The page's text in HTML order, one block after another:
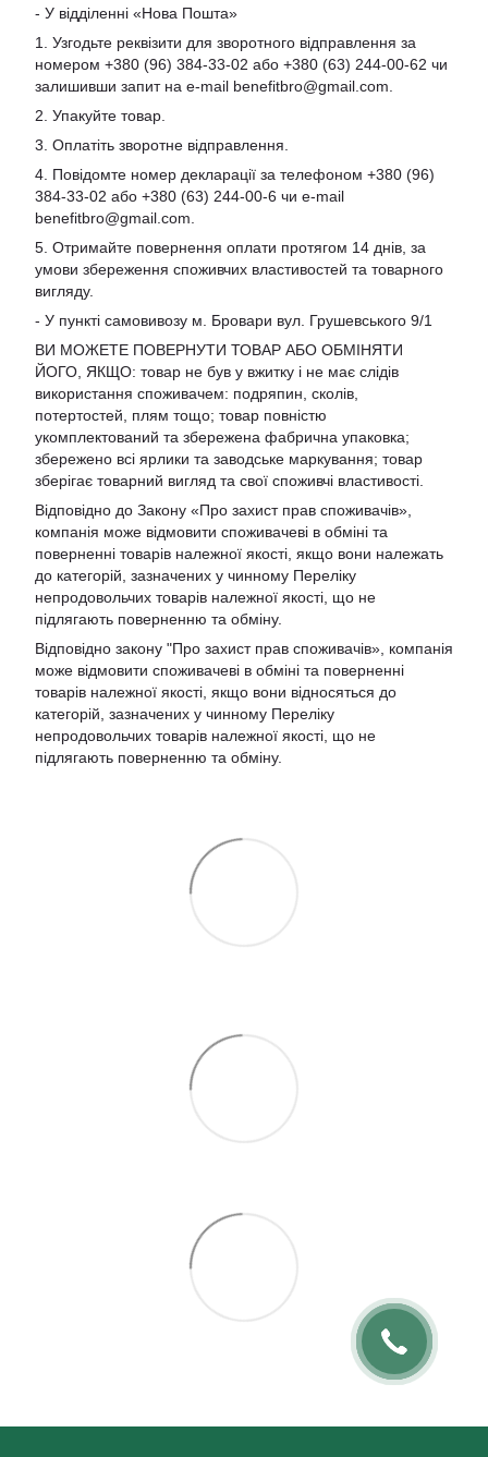
- У відділенні «Нова Пошта»
1. Узгодьте реквізити для зворотного відправлення за
номером +380 (96) 384-33-02 або +380 (63) 244-00-62 чи
залишивши запит на e-mail benefitbro@gmail.com
2. Упакуйте товар.
3. Оплатіть зворотне відправлення.
4. Повідомте номер декларації за телефоном +380 (96)
384-33-02 або +380 (63) 244-00-6 чи e-mail
benefitbro@gmail.com
5. Отримайте повернення оплати протягом 14 днів, за
умови збереження споживчих властивостей та товарного
вигляду.
- У пункті самовивозу м. Бровари вул. Грушевського 9/1
ВИ МОЖЕТЕ ПОВЕРНУТИ ТОВАР АБО ОБМІНЯТИ
ЙОГО, ЯКЩО: товар не був у вжитку і не має слідів
використання споживачем: подряпин, сколів,
потертостей, плям тощо; товар повністю
укомплектований та збережена фабрична упаковка;
збережено всі ярлики та заводське маркування; товар
зберігає товарний вигляд та свої споживчі властивості.
Відповідно до Закону «Про захист прав споживачів»,
компанія може відмовити споживачеві в обміні та
поверненні товарів належної якості, якщо вони належать
до категорій, зазначених у чинному Переліку
непродовольчих товарів належної якості, що не
підлягають поверненню та обміну.
Відповідно закону "Про захист прав споживачів» , компанія
може відмовити споживачеві в обміні та поверненні
товарів належної якості, якщо вони відносяться до
категорій, зазначених у чинному Переліку
непродовольчих товарів належної якості, що не
підлягають поверненню та обміну.